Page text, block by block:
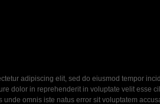
adipiscing elit, sed do eiusmod tempor
dolor in reprehenderit in voluptate velit esse
unde omnis iste natus error sit voluptatem